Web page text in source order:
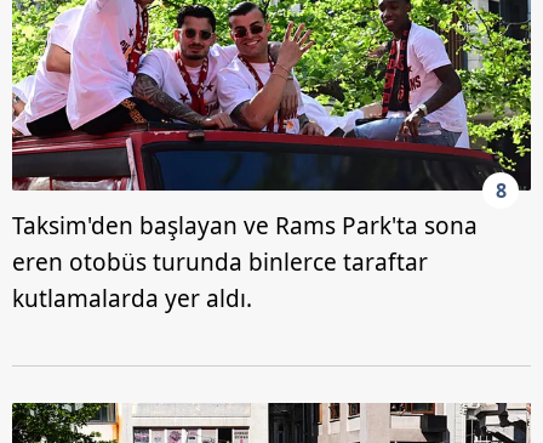
8
Taksim'den başlayan ve Rams Park'ta sona
eren otobüs turunda binlerce taraftar
kutlamalarda yer aldı.